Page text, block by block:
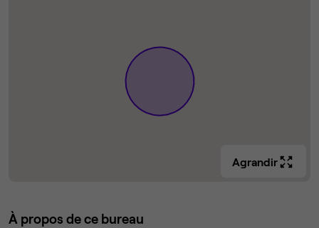
Agrandir
À propos de ce bureau